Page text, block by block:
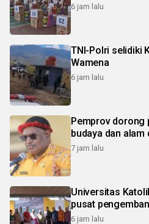
6 jam lalu
TNI-Polri selidiki
Wamena
6 jam lalu
Pemprov dorong
budaya dan alam
7 jam lalu
Universitas
pusat
6 jam lalu